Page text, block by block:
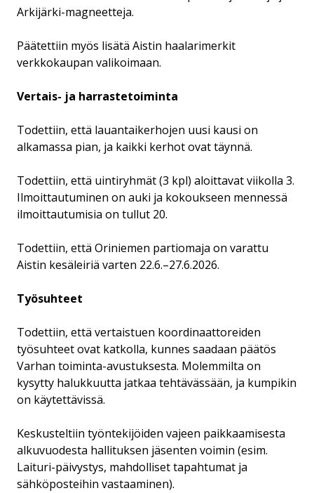
Arkijärki-magneetteja.
Päätettiin myös lisätä Aistin haalarimerkit
verkkokaupan valikoimaan.
Vertais- ja harrastetoiminta
Todettiin, että lauantaikerhojen uusi kausi on
alkamassa pian, ja kaikki kerhot ovat täynnä.
Todettiin, että uintiryhmät (3 kpl) aloittavat viikolla 3.
Ilmoittautuminen on auki ja kokoukseen mennessä
ilmoittautumisia on tullut 20.
Todettiin, että Oriniemen partiomaja on varattu
Aistin kesäleiriä varten 22.6.–27.6.2026.
Työsuhteet
Todettiin, että vertaistuen koordinaattoreiden
työsuhteet ovat katkolla, kunnes saadaan päätös
Varhan toiminta-avustuksesta. Molemmilta on
kysytty halukkuutta jatkaa tehtävässään, ja kumpikin
on käytettävissä.
Keskusteltiin työntekijöiden vajeen paikkaamisesta
alkuvuodesta hallituksen jäsenten voimin (esim.
Laituri-päivystys, mahdolliset tapahtumat ja
sähköposteihin vastaaminen).